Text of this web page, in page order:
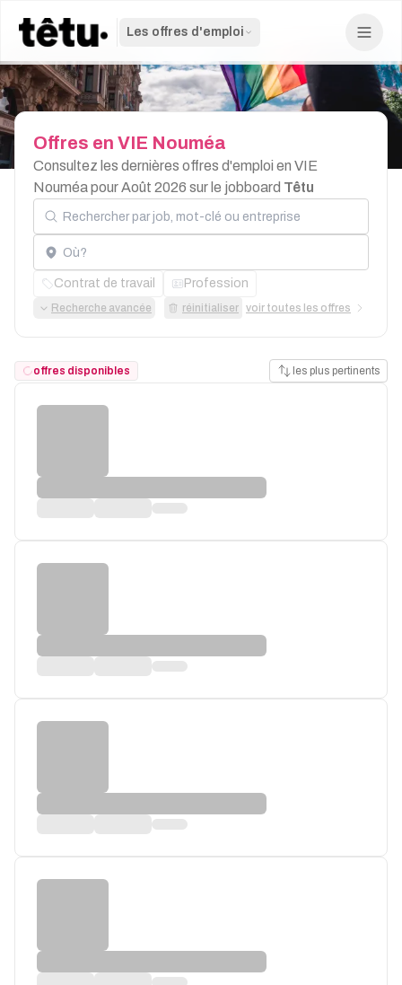
Les offres d'emploi
Offres en VIE Nouméa
Consultez les dernières offres d'emploi en VIE
Nouméa pour Août 2026 sur le jobboard Têtu
Rechercher par job, mot-clé ou entreprise
Localisation
Contrat de travail Profession
Recherche avancée réinitialiser voir toutes les offres
offres disponibles les plus pertinents